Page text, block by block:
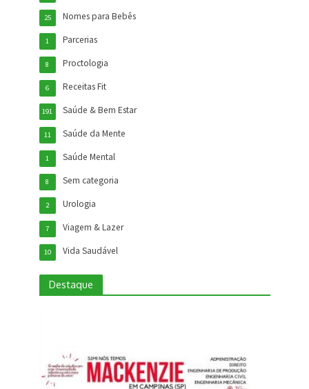
Nomes para Bebês
25
Parcerias
1
Proctologia
8
Receitas Fit
6
Saúde & Bem Estar
191
Saúde da Mente
11
Saúde Mental
1
Sem categoria
8
Urologia
2
Viagem & Lazer
7
Vida Saudável
10
Destaque